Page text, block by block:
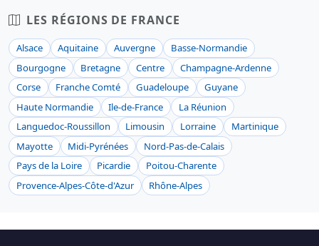
LES RÉGIONS DE FRANCE
Alsace Aquitaine Auvergne
Basse-Normandie
Bourgogne
Bretagne Centre
Champagne-Ardenne
Corse
Franche Comté Guadeloupe
Guyane
Haute Normandie
Ile-de-France
La Réunion
Languedoc-Roussillon
Limousin Lorraine
Martinique
Mayotte
Midi-Pyrénées
Nord-Pas-de-Calais
Pays de la Loire
Picardie
Poitou-Charente
Provence-Alpes-Côte-d'Azur
Rhône-Alpes